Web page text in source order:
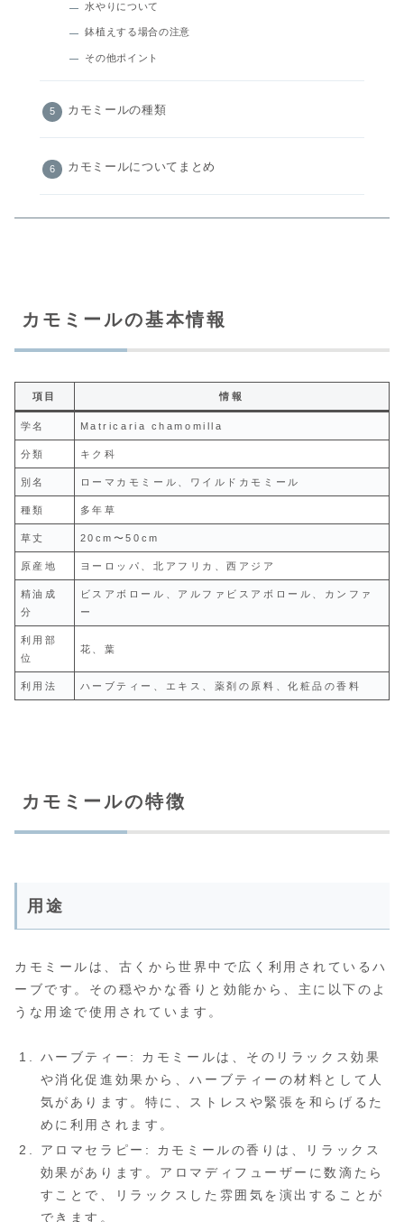
水やりについて
鉢植えする場合の注意
その他ポイント
カモミールの種類
カモミールについてまとめ
カモミールの基本情報
項目 情報
学名 Matricaria chamomilla
分類 キク科
別名 ローマカモミール、ワイルドカモミール
種類 多年草
草丈 20cm〜50cm
原産地 ヨーロッパ、北アフリカ、西アジア
精油成
分
ビスアボロール、アルファビスアボロール、カンファ
ー
利用部
位
花、葉
利用法 ハーブティー、エキス、薬剤の原料、化粧品の香料
カモミールの特徴
用途
カモミールは、古くから世界中で広く利用されているハ
ーブです。その穏やかな香りと効能から、主に以下のよ
うな用途で使用されています。
ハーブティー: カモミールは、そのリラックス効果
や消化促進効果から、ハーブティーの材料として人
気があります。特に、ストレスや緊張を和らげるた
めに利用されます。
アロマセラピー: カモミールの香りは、リラックス
効果があります。アロマディフューザーに数滴たら
すことで、リラックスした雰囲気を演出することが
できます。